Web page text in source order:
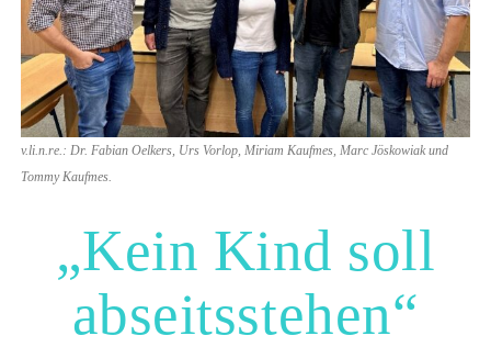
v.li.n.re.: Dr. Fabian Oelkers, Urs Vorlop, Miriam Kaufmes, Marc Jöskowiak und
Tommy Kaufmes.
„Kein Kind soll
abseitsstehen“